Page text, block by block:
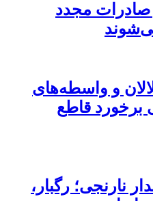
صادرات مجدد
و واسطه‌های
قاطع
نارنجی؛ رگبار،